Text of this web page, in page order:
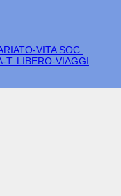
VITA SOC.
T. LIBERO-VIAGGI